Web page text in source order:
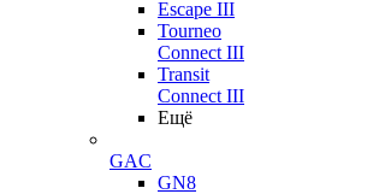
Escape III
Tourneo
Connect III
Transit
Connect III
Ещё
GAC
GN8